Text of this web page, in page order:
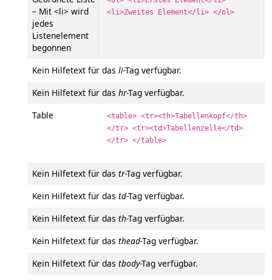
– Mit <li> wird
jedes
Listenelement
begonnen
<li>Zweites Element</li> </ol>
Kein Hilfetext für das li-Tag verfügbar.
Kein Hilfetext für das hr-Tag verfügbar.
Table
<table> <tr><th>Tabellenkopf</th>
</tr> <tr><td>Tabellenzelle</td>
</tr> </table>
Kein Hilfetext für das tr-Tag verfügbar.
Kein Hilfetext für das td-Tag verfügbar.
Kein Hilfetext für das th-Tag verfügbar.
Kein Hilfetext für das thead-Tag verfügbar.
Kein Hilfetext für das tbody-Tag verfügbar.